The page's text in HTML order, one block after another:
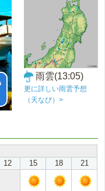
雨雲(13:05)
更に詳しい雨雲予想
（天なび）>
12 15 18 21